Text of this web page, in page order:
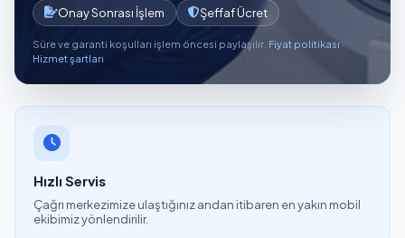
Onay Sonrası İşlem
Şeffaf Ücret
Süre ve garanti koşulları işlem öncesi paylaşılır. Fiyat politikası·
Hizmet şartları
Hızlı Servis
Çağrı merkezimize ulaştığınız andan itibaren en yakın mobil
ekibimiz yönlendirilir.